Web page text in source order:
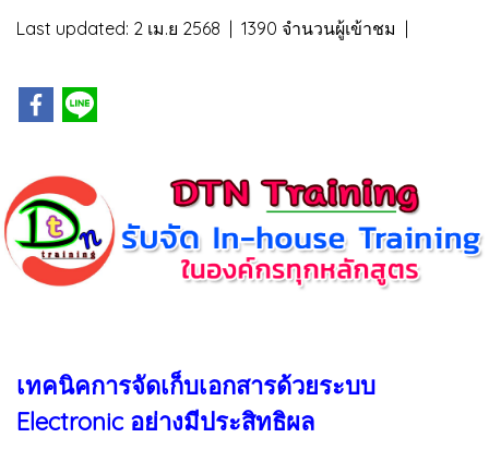
Last updated: 2 เม.ย 2568 1390 จำนวนผู้เข้าชม
เทคนิคการจัดเก็บเอกสารด้วยระบบ
Electronic อย่างมีประสิทธิผล